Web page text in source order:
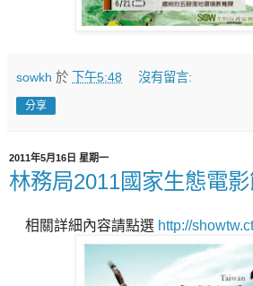
sowkh 於 下午5:48 沒有留言:
分享
2011年5月16日 星期一
林務局2011國家生態電
相關詳細內容請點選 http://